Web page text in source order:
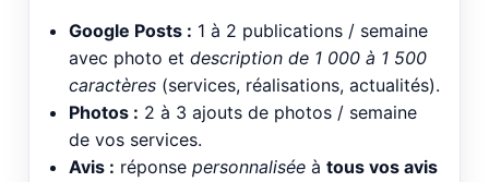
Google Posts : 1 à 2 publications / semaine
avec photo et description de 1 000 à 1 500
caractères (services, réalisations, actualités).
Photos : 2 à 3 ajouts de photos / semaine
de vos services.
Avis : réponse personnalisée à tous vos avis